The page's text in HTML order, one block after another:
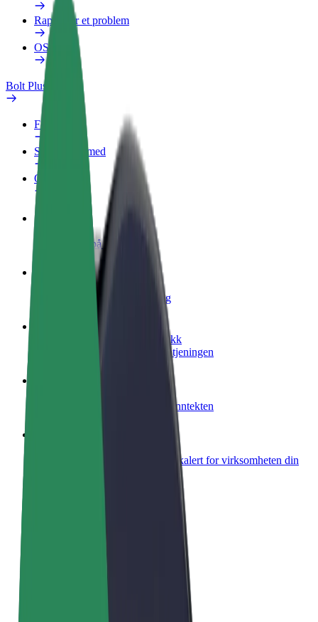
Rapporter et problem
OSS
Bolt Pluss
Fordeler
Slik blir du med
OSS
Tjen penger på egne vilkår
Bli et leveringsbud
Lever mat og få betalt ukentlig
Legg til en restaurant eller butikk
Nå ut til flere kunder og øk inntjeningen
Legg til flåten din i Bolt og øk inntekten
Bolt-produkter og tjenester oppskalert for virksomheten din